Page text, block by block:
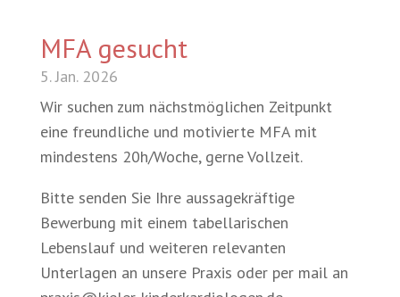
MFA gesucht
5. Jan. 2026
Wir suchen zum nächstmöglichen Zeitpunkt
eine freundliche und motivierte MFA mit
mindestens 20h/Woche, gerne Vollzeit.
Bitte senden Sie Ihre aussagekräftige
Bewerbung mit einem tabellarischen
Lebenslauf und weiteren relevanten
Unterlagen an unsere Praxis oder per mail an